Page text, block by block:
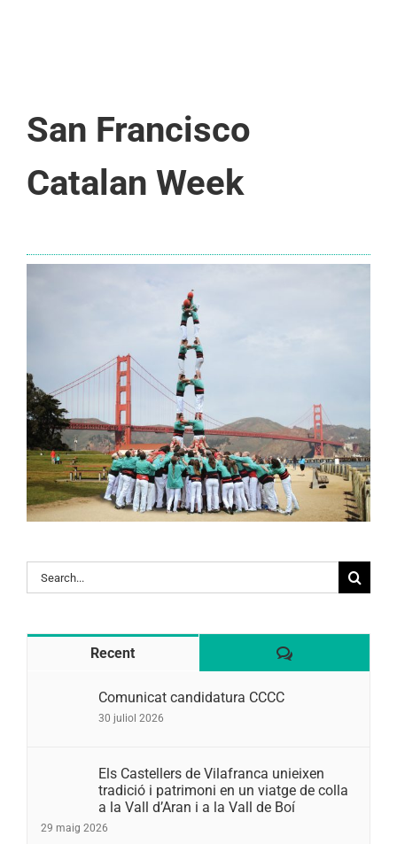
San Francisco
Catalan Week
Search
for:
Recent Comentaris
Comunicat candidatura CCCC
30 juliol 2026
Els Castellers de Vilafranca unieixen
tradició i patrimoni en un viatge de colla
a la Vall d’Aran i a la Vall de Boí
29 maig 2026